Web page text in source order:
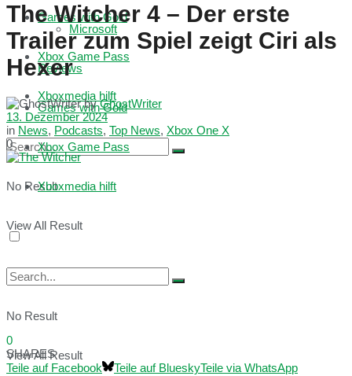
Games with Gold
Xbox Game Pass
Xboxmedia hilft
No Result
View All Result
Microsoft
Reviews
Games with Gold
Xbox Game Pass
Xboxmedia hilft
No Result
View All Result
The Witcher 4 – Der erste
Trailer zum Spiel zeigt Ciri als
Hexer
by GhostWriter
13. Dezember 2024
in News, Podcasts, Top News, Xbox One X
0
0
SHARES
Teile auf Facebook
Teile auf BlueskyTeile via WhatsApp